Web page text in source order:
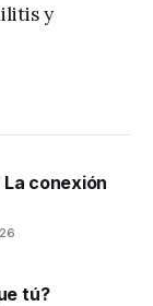
y
conexión
tú?